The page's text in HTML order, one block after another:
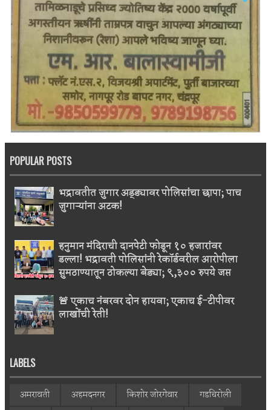
POPULAR POSTS
भद्रावतीत जुगार अड्ड्यावर पोलिसांचा छापा; पाच
जुगाऱ्यांना अटक!
हनुमान मंदिराची दानपेटी फोडून १० हजारांवर
डल्ला! भद्रावती पोलिसांनी रेकॉर्डवरील आरोपीला
सुमठाण्यातून ठोकल्या बेड्या; ९,३०० रुपये जप्त
🚨 एकाच नंबरवर दोन हायवा; एकाच ई-टीपीवर
लाखोंची रेती!
LABELS
अमरावती अहमदनगर किशोर जोरगेवार
गडचिरोली